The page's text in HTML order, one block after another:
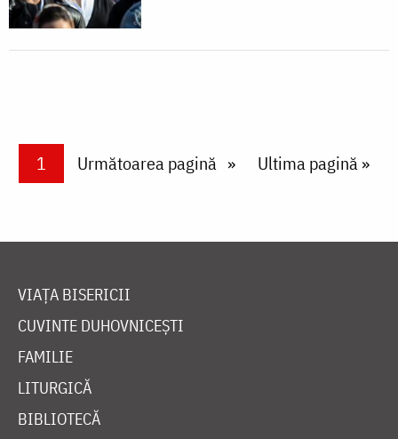
PaginareCurrent page
1 Next page
Următoarea pagină Last page
Ultima pagină »
VIAȚA BISERICII
CUVINTE DUHOVNICEȘTI
FAMILIE
LITURGICĂ
BIBLIOTECĂ